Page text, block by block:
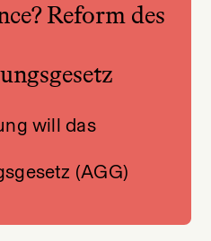
Reform des
will das
(AGG)